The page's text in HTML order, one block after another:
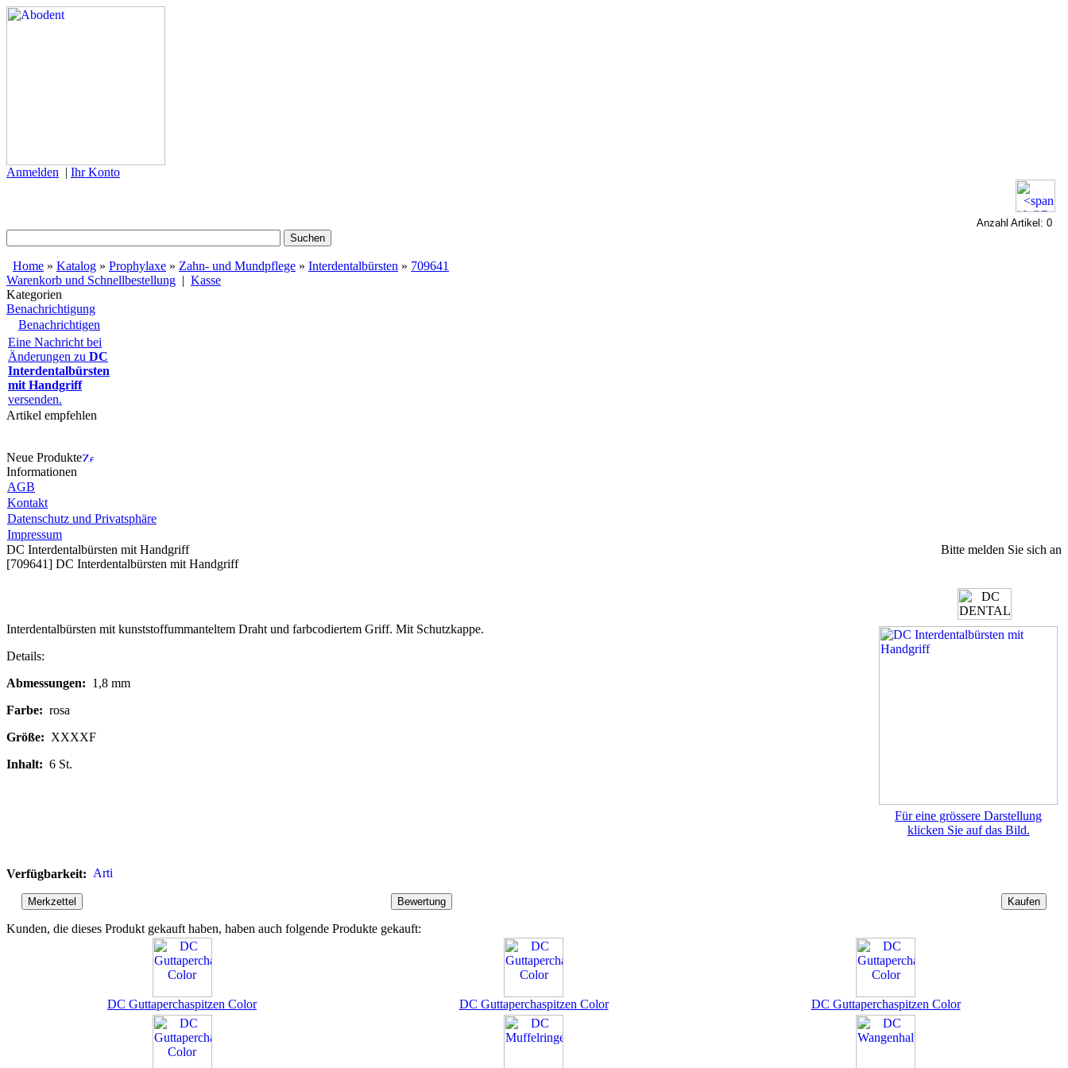
Anmelden | Ihr Konto
Anzahl Artikel: 0
Home » Katalog » Prophylaxe » Zahn- und Mundpflege » Interdentalbürsten » 709641
Warenkorb und Schnellbestellung | Kasse
Kategorien
Benachrichtigung
Benachrichtigen
Eine Nachricht bei
Änderungen zu DC
Interdentalbürsten
mit Handgriff
versenden.
Artikel empfehlen
Neue Produkte
Informationen
AGB
Kontakt
Datenschutz und Privatsphäre
Impressum
DC Interdentalbürsten mit Handgriff
[709641] DC Interdentalbürsten mit Handgriff
Bitte melden Sie sich an
Für eine grössere Darstellung
klicken Sie auf das Bild.
Interdentalbürsten mit kunststoffummanteltem Draht und farbcodiertem Griff. Mit Schutzkappe.
Details:
Abmessungen: 1,8 mm
Farbe: rosa
Größe: XXXXF
Inhalt: 6 St.
Verfügbarkeit:
Kunden, die dieses Produkt gekauft haben, haben auch folgende Produkte gekauft:
DC Guttaperchaspitzen Color DC Guttaperchaspitzen Color DC Guttaperchaspitzen Color